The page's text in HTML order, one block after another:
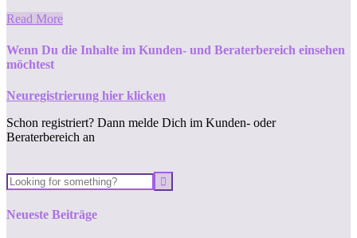
Read More
Wenn Du die Inhalte im Kunden- und Beraterbereich einsehen
möchtest
Neuregistrierung hier klicken
Schon registriert? Dann melde Dich im Kunden- oder
Beraterbereich an
Neueste Beiträge